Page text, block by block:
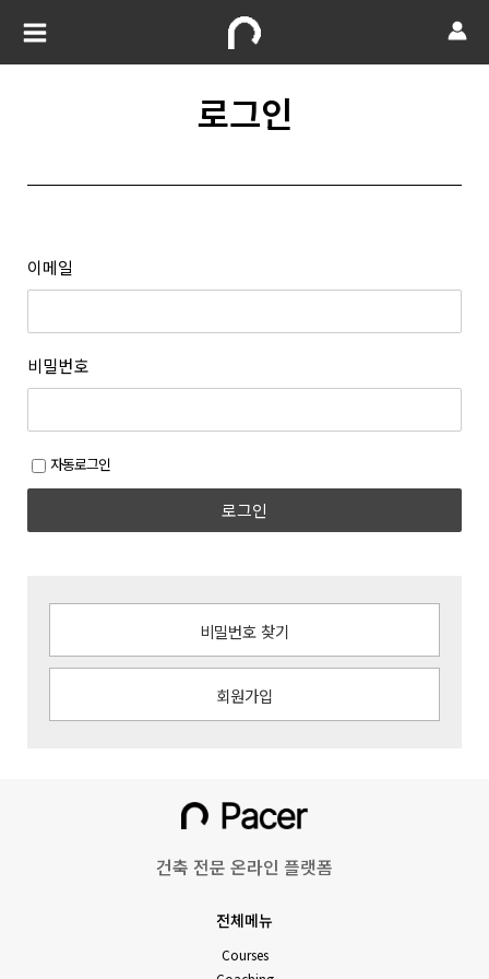
로그인
이메일
비밀번호
자동로그인
로그인
비밀번호 찾기
회원가입
건축 전문 온라인 플랫폼
전체메뉴
Courses